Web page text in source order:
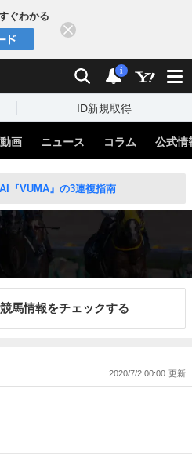
ぐわかる
検索 通知
i
ID新規取得
動画 ニュース コラム 公式情
『VUMA』の3連複指南
馬情報をチェックする
2020/7/2 00:00